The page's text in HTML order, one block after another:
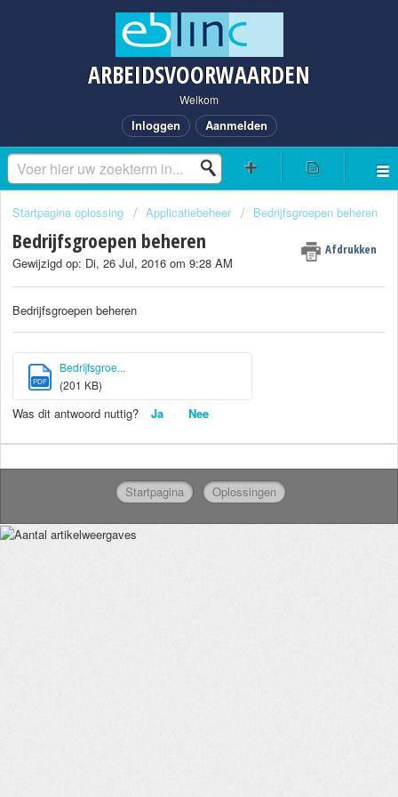
ARBEIDSVOORWAARDEN
Welkom
Inloggen Aanmelden
Startpagina oplossing Applicatiebeheer Bedrijfsgroepen beheren
Bedrijfsgroepen beheren Afdrukken
Gewijzigd op: Di, 26 Jul, 2016 om 9:28 AM
Bedrijfsgroepen beheren
PDF
Bedrijfsgroe...
(201 KB)
Was dit antwoord nuttig? Ja Nee
Startpagina Oplossingen